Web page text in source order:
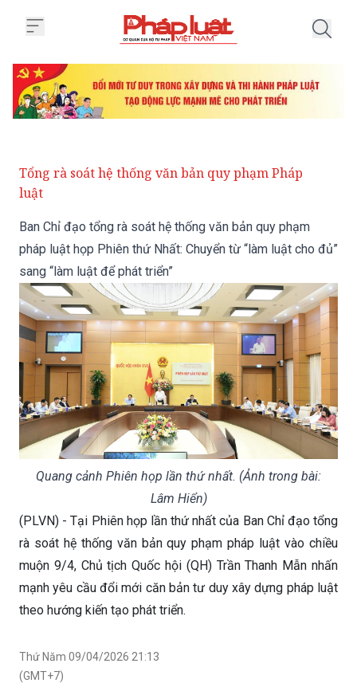
Tổng rà soát hệ thống văn bản quy phạm Pháp
luật
Ban Chỉ đạo tổng rà soát hệ thống văn bản quy phạm
pháp luật họp Phiên thứ Nhất: Chuyển từ “làm luật cho đủ”
sang “làm luật để phát triển”
Quang cảnh Phiên họp lần thứ nhất. (Ảnh trong bài:
Lâm Hiển)
(PLVN) - Tại Phiên họp lần thứ nhất của Ban Chỉ đạo tổng
rà soát hệ thống văn bản quy phạm pháp luật vào chiều
muộn 9/4, Chủ tịch Quốc hội (QH) Trần Thanh Mẫn nhấn
mạnh yêu cầu đổi mới căn bản tư duy xây dựng pháp luật
theo hướng kiến tạo phát triển.
Thứ Năm 09/04/2026 21:13
(GMT+7)